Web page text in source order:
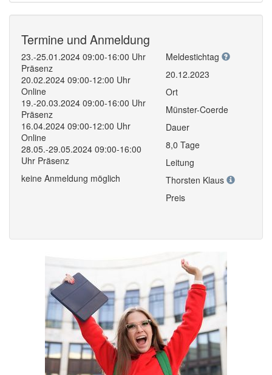
Termine und Anmeldung
23.-25.01.2024 09:00-16:00 Uhr
Präsenz
20.02.2024 09:00-12:00 Uhr
Online
19.-20.03.2024 09:00-16:00 Uhr
Präsenz
16.04.2024 09:00-12:00 Uhr
Online
28.05.-29.05.2024 09:00-16:00
Uhr Präsenz
keine Anmeldung möglich
Meldestichtag
20.12.2023
Ort
Münster-Coerde
Dauer
8,0 Tage
Leitung
Thorsten Klaus
Preis